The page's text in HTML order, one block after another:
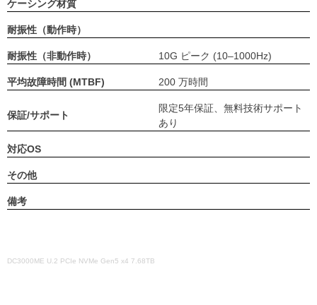
ケーシング材質
耐振性（動作時）
耐振性（非動作時） 10G ピーク (10–1000Hz)
平均故障時間 (MTBF) 200 万時間
保証/サポート
限定5年保証、無料技術サポート
あり
対応OS
その他
備考
DC3000ME U.2 PCIe NVMe Gen5 x4 7.68TB